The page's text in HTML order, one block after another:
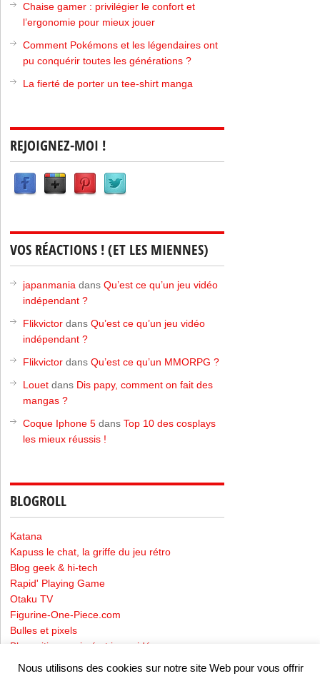
Chaise gamer : privilégier le confort et
l’ergonomie pour mieux jouer
Comment Pokémons et les légendaires ont
pu conquérir toutes les générations ?
La fierté de porter un tee-shirt manga
REJOIGNEZ-MOI !
VOS RÉACTIONS ! (ET LES MIENNES)
japanmania dansQu’est ce qu’un jeu vidéo
indépendant ?
Flikvictor dansQu’est ce qu’un jeu vidéo
indépendant ?
Flikvictor dansQu’est ce qu’un MMORPG ?
Louet dans Dis papy, comment on fait des
mangas ?
Coque Iphone 5 dansTop 10 des cosplays
les mieux réussis !
BLOGROLL
Katana
Kapuss le chat, la griffe du jeu rétro
Blog geek & hi-tech
Rapid' Playing Game
Otaku TV
Figurine-One-Piece.com
Bulles et pixels
Blog critique animé et jeux vidéo
Nous utilisons des cookies sur notre site Web pour vous offrir